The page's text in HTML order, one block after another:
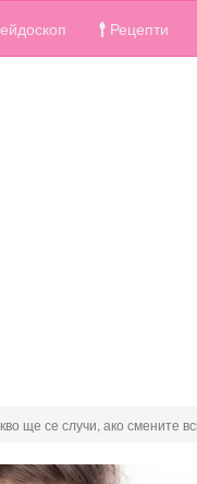
Рецепти
ще се случи, ако смените